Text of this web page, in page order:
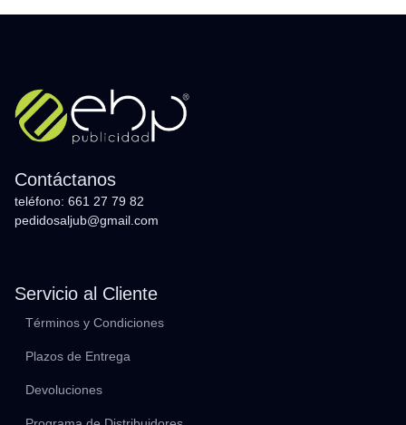
Contáctanos
teléfono: 661 27 79 82
pedidosaljub@gmail.com
Servicio al Cliente
Términos y Condiciones
Plazos de Entrega
Devoluciones